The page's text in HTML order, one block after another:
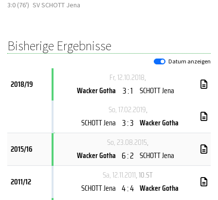
3:0 (76') SV SCHOTT Jena
Bisherige Ergebnisse
Datum anzeigen
2018/19
Fr, 12.10.2018,
Wacker Gotha 3 : 1 SCHOTT Jena
So, 17.02.2019,
SCHOTT Jena 3 : 3 Wacker Gotha
2015/16
So, 23.08.2015,
Wacker Gotha 6 : 2 SCHOTT Jena
2011/12
Sa, 12.11.2011, 10.ST
SCHOTT Jena 4 : 4 Wacker Gotha